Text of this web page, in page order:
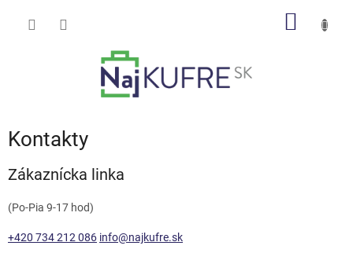
Kontakty
Zákaznícka linka
(Po-Pia 9-17 hod)
+420 734 212 086 info@najkufre.sk